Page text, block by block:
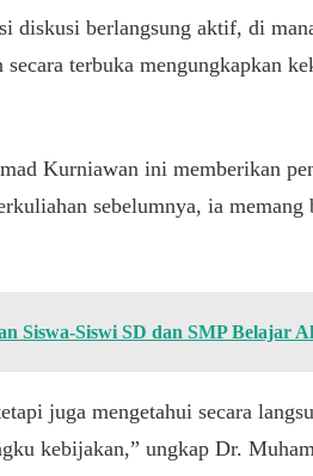
diskusi berlangsung aktif, di
terbuka mengungkapkan
Kurniawan ini memberikan
sebelumnya, ia
Siswa-Siswi SD dan SMP Belajar
juga mengetahui secara
kebijakan,” ungkap Dr.